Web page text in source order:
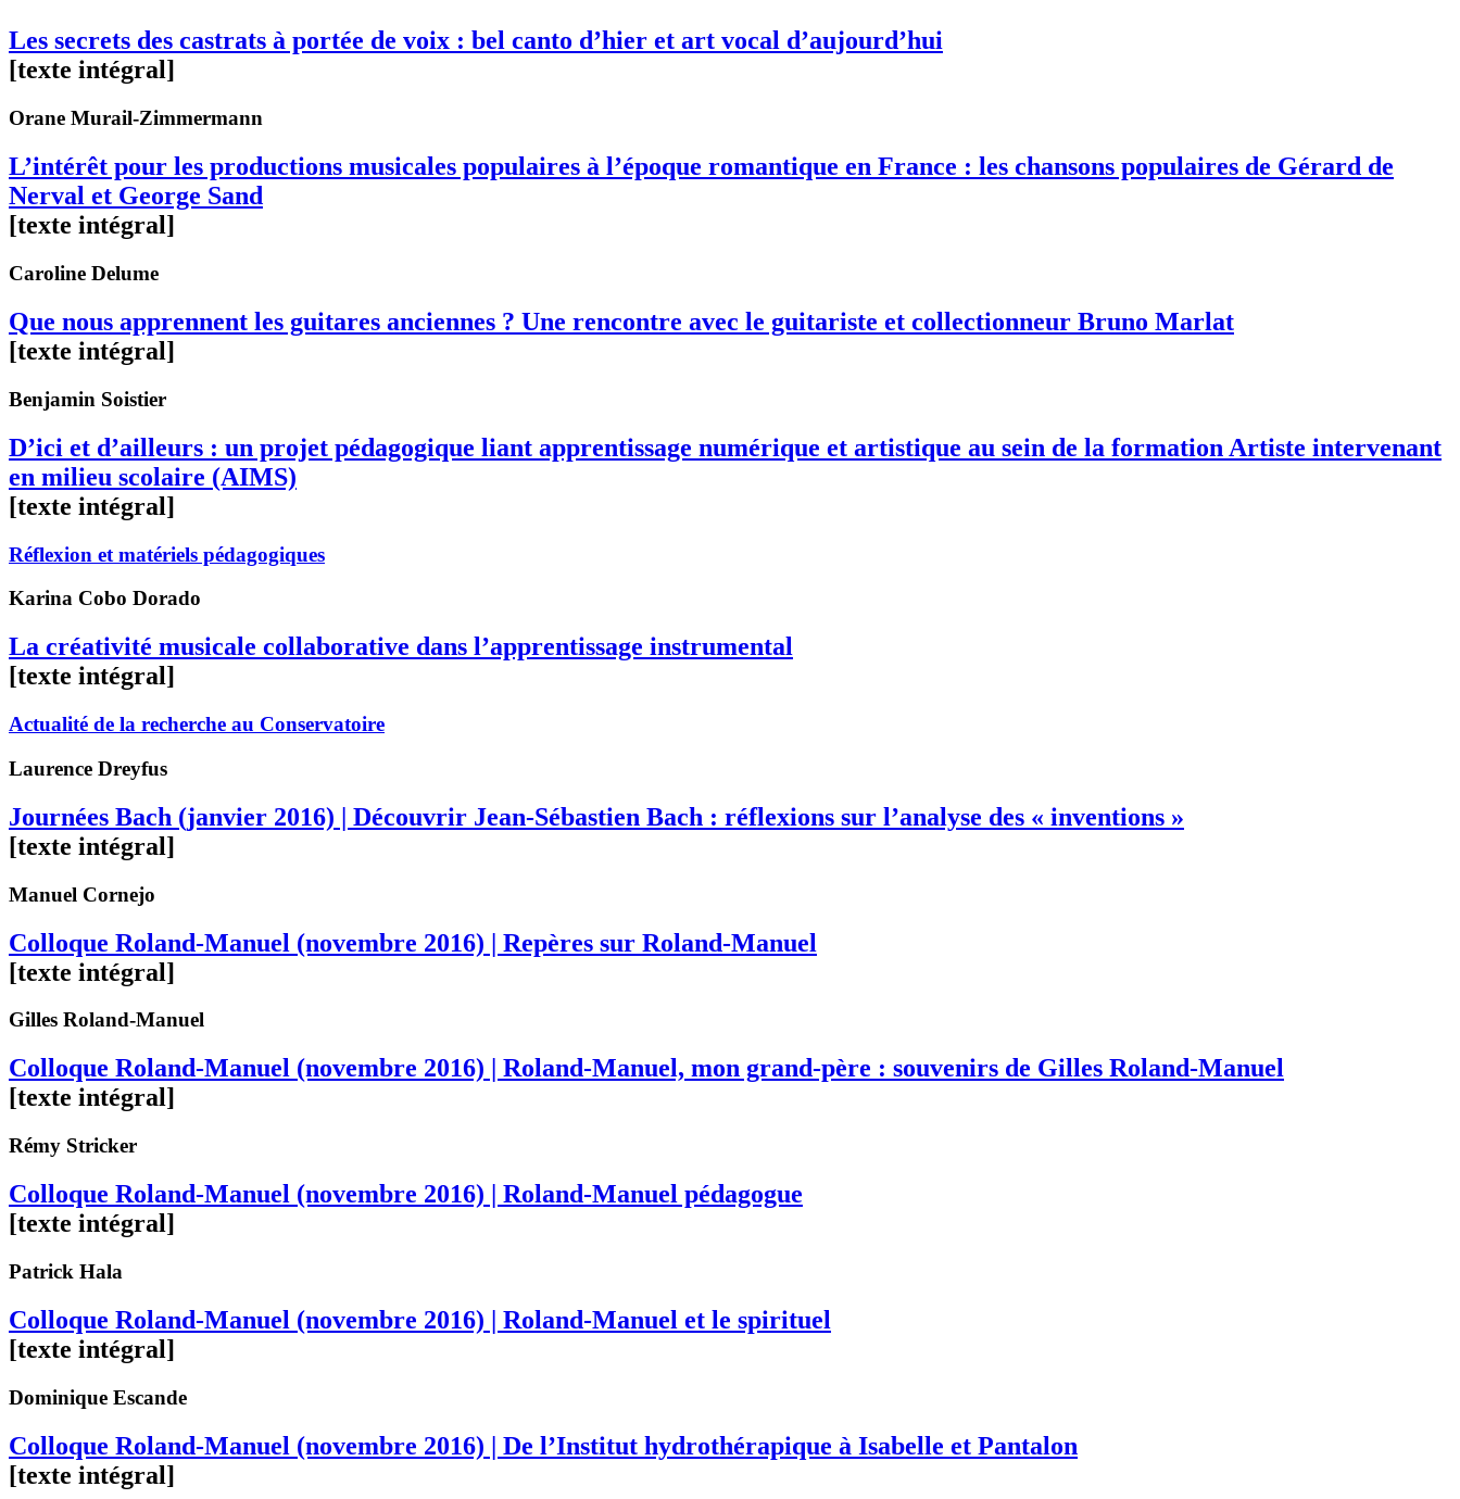
Les secrets des castrats à portée de voix : bel canto d’hier et art vocal d’aujourd’hui
[texte intégral]
Orane Murail-Zimmermann
L’intérêt pour les productions musicales populaires à l’époque romantique en France : les chansons populaires de Gérard de
Nerval et George Sand
[texte intégral]
Caroline Delume
Que nous apprennent les guitares anciennes ? Une rencontre avec le guitariste et collectionneur Bruno Marlat
[texte intégral]
Benjamin Soistier
D’ici et d’ailleurs : un projet pédagogique liant apprentissage numérique et artistique au sein de la formation Artiste intervenant
en milieu scolaire (AIMS)
[texte intégral]
Réflexion et matériels pédagogiques
Karina Cobo Dorado
La créativité musicale collaborative dans l’apprentissage instrumental
[texte intégral]
Actualité de la recherche au Conservatoire
Laurence Dreyfus
Journées Bach (janvier 2016) | Découvrir Jean-Sébastien Bach : réflexions sur l’analyse des « inventions »
[texte intégral]
Manuel Cornejo
Colloque Roland-Manuel (novembre 2016) | Repères sur Roland-Manuel
[texte intégral]
Gilles Roland-Manuel
Colloque Roland-Manuel (novembre 2016) | Roland-Manuel, mon grand-père : souvenirs de Gilles Roland-Manuel
[texte intégral]
Rémy Stricker
Colloque Roland-Manuel (novembre 2016) | Roland-Manuel pédagogue
[texte intégral]
Patrick Hala
Colloque Roland-Manuel (novembre 2016) | Roland-Manuel et le spirituel
[texte intégral]
Dominique Escande
Colloque Roland-Manuel (novembre 2016) | De l’Institut hydrothérapique à Isabelle et Pantalon
[texte intégral]